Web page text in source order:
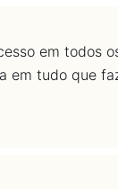
em todos
em tudo que